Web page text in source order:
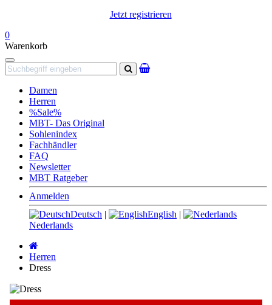
Jetzt registrieren
0
Warenkorb
Navigation
Suchen
Damen
Herren
%Sale%
MBT- Das Original
Sohlenindex
Fachhändler
FAQ
Newsletter
MBT Ratgeber
Anmelden
Deutsch | English |
Nederlands
Herren
Dress